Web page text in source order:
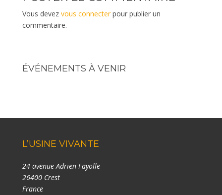
Vous devez vous connecterpour publier un
commentaire.
ÉVÉNEMENTS À VENIR
L’USINE VIVANTE
24 avenue Adrien Fayolle
26400 Crest
France